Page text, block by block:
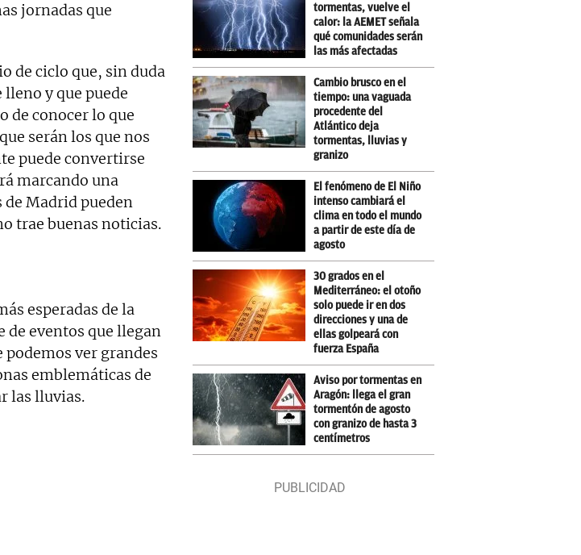
jornadas que
de ciclo que, sin duda
y que puede
de conocer lo que
serán los que nos
puede convertirse
marcando una
Madrid pueden
trae buenas noticias.
esperadas de la
de eventos que llegan
podemos ver grandes
emblemáticas de
las lluvias.
tormentas, vuelve el
calor: la AEMET señala
qué comunidades serán
las más afectadas
Cambio brusco en el
tiempo: una vaguada
procedente del
Atlántico deja
tormentas, lluvias y
granizo
El fenómeno de El Niño
intenso cambiará el
clima en todo el mundo
a partir de este día de
agosto
30 grados en el
Mediterráneo: el otoño
solo puede ir en dos
direcciones y una de
ellas golpeará con
fuerza España
Aviso por tormentas en
Aragón: llega el gran
tormentón de agosto
con granizo de hasta 3
centímetros